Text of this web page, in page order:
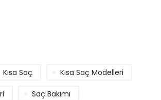
Kısa Saç Kısa Saç Modelleri
Saç Bakımı